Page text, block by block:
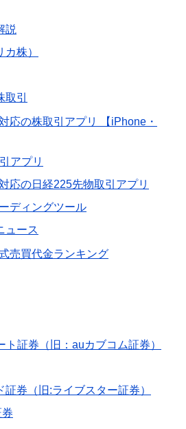
説
株）
引
応の株取引アプリ 【iPhone・
アプリ
応の日経225先物取引アプリ
ディングツール
ュース
売買代金ランキング
ト証券（旧：auカブコム証券）
券（旧:ライブスター証券）